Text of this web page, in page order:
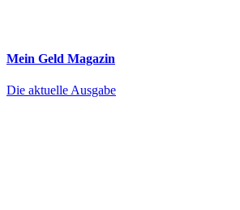
Mein Geld Magazin
Die aktuelle Ausgabe